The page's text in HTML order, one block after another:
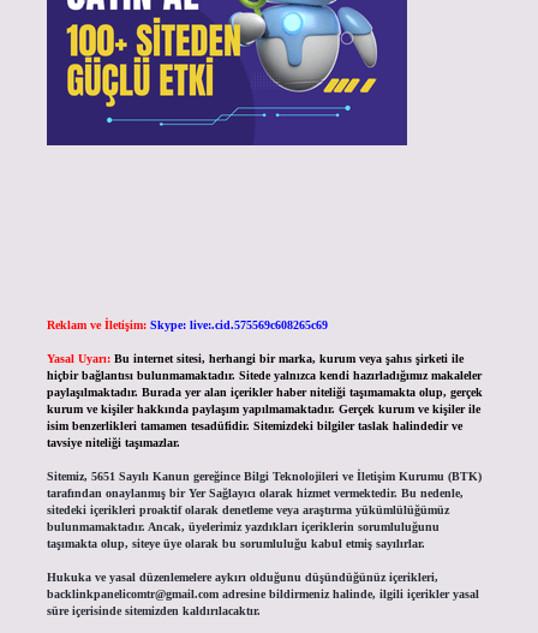
Reklam ve İletişim: Skype: live:.cid.575569c608265c69
Yasal Uyarı: Bu internet sitesi, herhangi bir marka, kurum veya şahıs şirketi ile
hiçbir bağlantısı bulunmamaktadır. Sitede yalnızca kendi hazırladığımız makaleler
paylaşılmaktadır. Burada yer alan içerikler haber niteliği taşımamakta olup, gerçek
kurum ve kişiler hakkında paylaşım yapılmamaktadır. Gerçek kurum ve kişiler ile
isim benzerlikleri tamamen tesadüfidir. Sitemizdeki bilgiler taslak halindedir ve
tavsiye niteliği taşımazlar.
Sitemiz, 5651 Sayılı Kanun gereğince Bilgi Teknolojileri ve İletişim Kurumu (BTK)
tarafından onaylanmış bir Yer Sağlayıcı olarak hizmet vermektedir. Bu nedenle,
sitedeki içerikleri proaktif olarak denetleme veya araştırma yükümlülüğümüz
bulunmamaktadır. Ancak, üyelerimiz yazdıkları içeriklerin sorumluluğunu
taşımakta olup, siteye üye olarak bu sorumluluğu kabul etmiş sayılırlar.
Hukuka ve yasal düzenlemelere aykırı olduğunu düşündüğünüz içerikleri,
backlinkpanelicomtr@gmail.comadresine bildirmeniz halinde, ilgili içerikler yasal
süre içerisinde sitemizden kaldırılacaktır.